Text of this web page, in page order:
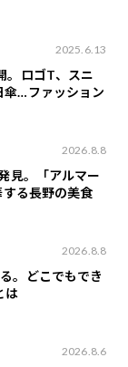
2025.6.13
。ロゴT、スニ
傘…ファッション
2026.8.8
見。「アルマー
る長野の美食
2026.8.8
。どこでもでき
は
2026.8.6